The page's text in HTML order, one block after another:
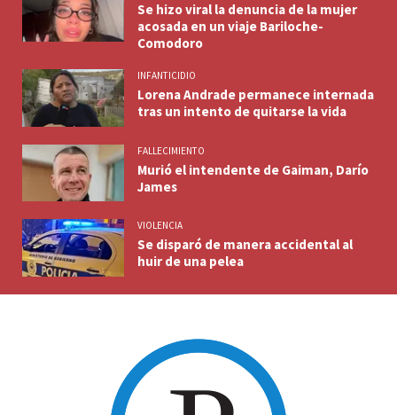
Se hizo viral la denuncia de la mujer
acosada en un viaje Bariloche-
Comodoro
INFANTICIDIO
Lorena Andrade permanece internada
tras un intento de quitarse la vida
FALLECIMIENTO
Murió el intendente de Gaiman, Darío
James
VIOLENCIA
Se disparó de manera accidental al
huir de una pelea